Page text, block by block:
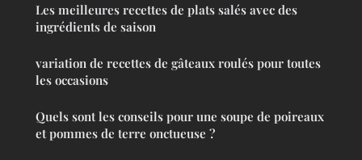
Les meilleures recettes de plats salés avec des
ingrédients de saison
variation de recettes de gâteaux roulés pour toutes
les occasions
Quels sont les conseils pour une soupe de poireaux
et pommes de terre onctueuse ?